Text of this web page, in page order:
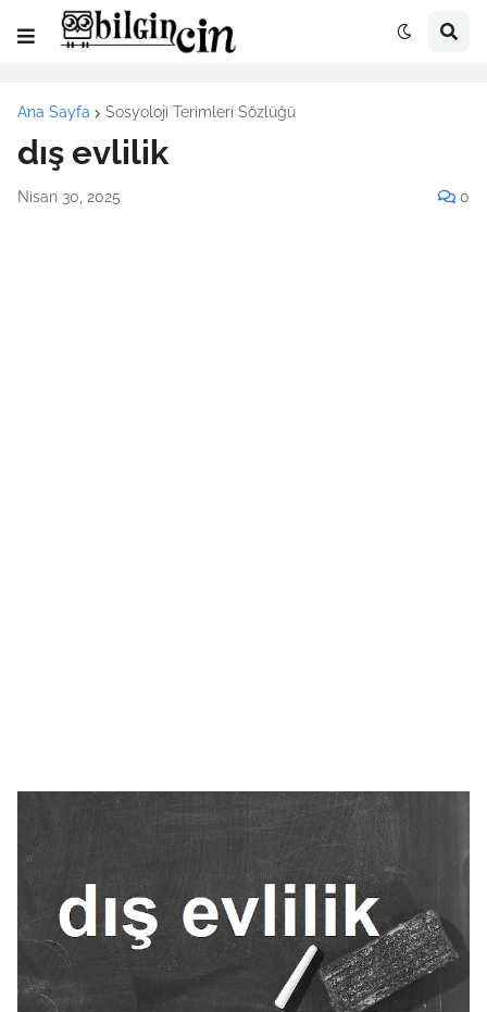
Ana Sayfa Sosyoloji Terimleri Sözlüğü
dış evlilik
Nisan 30, 2025 0